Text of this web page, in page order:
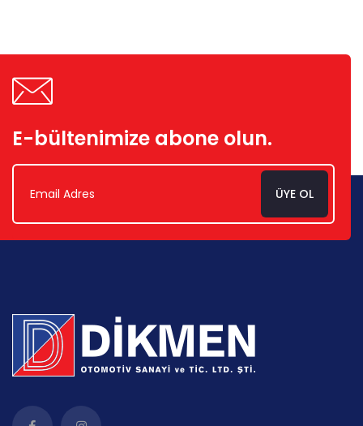
E-bültenimize abone olun.
ÜYE OL